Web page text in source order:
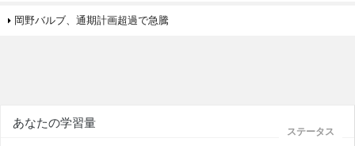
岡野バルブ、通期計画超過で急騰
ステータス
あなたの学習量